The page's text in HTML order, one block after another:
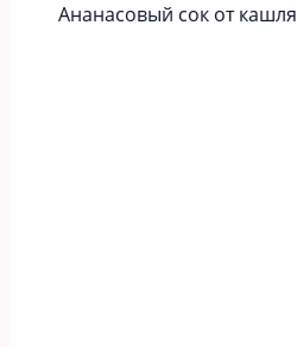
Ананасовый сок от кашля